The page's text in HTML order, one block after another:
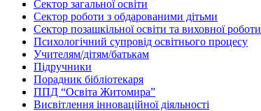
Сектор загальної освіти
Сектор роботи з обдарованими дітьми
Сектор позашкільної освіти та виховної роботи
Психологічний супровід освітнього процесу
Учителям/дітям/батькам
Підручники
Порадник бібліотекаря
ППД “Освіта Житомира”
Висвітлення інноваційної діяльності